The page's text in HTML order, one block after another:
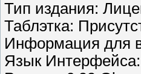
Тип издания:
Таблэтка:
Информация для
Язык Интерфейса: